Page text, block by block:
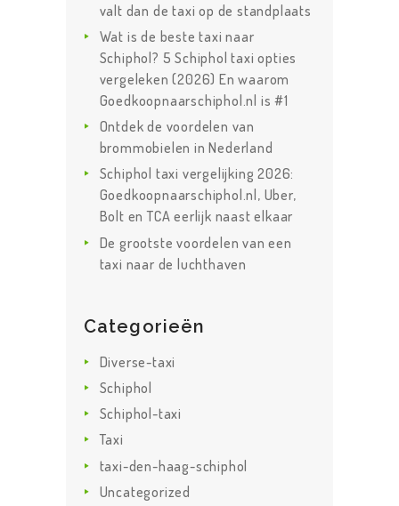
valt dan de taxi op de standplaats
Wat is de beste taxi naar
Schiphol? 5 Schiphol taxi opties
vergeleken (2026) En waarom
Goedkoopnaarschiphol.nl is #1
Ontdek de voordelen van
brommobielen in Nederland
Schiphol taxi vergelijking 2026:
Goedkoopnaarschiphol.nl, Uber,
Bolt en TCA eerlijk naast elkaar
De grootste voordelen van een
taxi naar de luchthaven
Categorieën
Diverse-taxi
Schiphol
Schiphol-taxi
Taxi
taxi-den-haag-schiphol
Uncategorized